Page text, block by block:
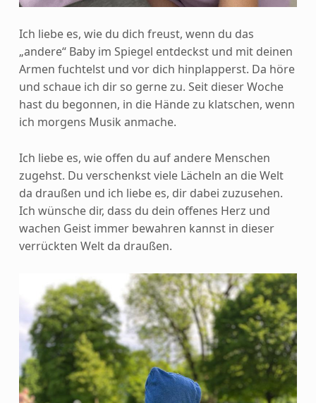
Ich liebe es, wie du dich freust, wenn du das
„andere“ Baby im Spiegel entdeckst und mit deinen
Armen fuchtelst und vor dich hinplapperst. Da höre
und schaue ich dir so gerne zu. Seit dieser Woche
hast du begonnen, in die Hände zu klatschen, wenn
ich morgens Musik anmache.
Ich liebe es, wie offen du auf andere Menschen
zugehst. Du verschenkst viele Lächeln an die Welt
da draußen und ich liebe es, dir dabei zuzusehen.
Ich wünsche dir, dass du dein offenes Herz und
wachen Geist immer bewahren kannst in dieser
verrückten Welt da draußen.